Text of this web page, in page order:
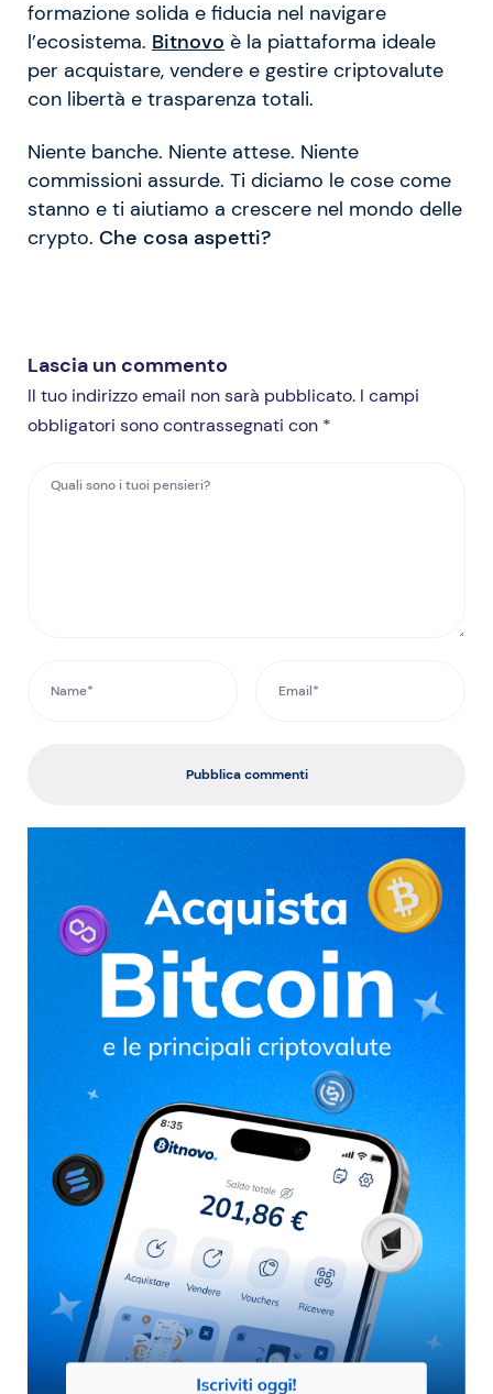
formazione solida e fiducia nel navigare
l’ecosistema. Bitnovo è la piattaforma ideale
per acquistare, vendere e gestire criptovalute
con libertà e trasparenza totali.
Niente banche. Niente attese. Niente
commissioni assurde. Ti diciamo le cose come
stanno e ti aiutiamo a crescere nel mondo delle
crypto. Che cosa aspetti?
Lascia un commento
Il tuo indirizzo email non sarà pubblicato. I campi
obbligatori sono contrassegnati con *
Pubblica commenti